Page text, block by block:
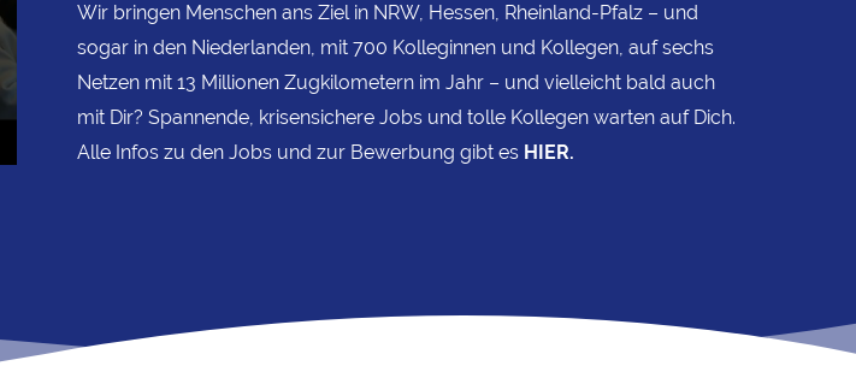
Wir bringen Menschen ans Ziel in NRW, Hessen, Rheinland-Pfalz – und
sogar in den Niederlanden, mit 700 Kolleginnen und Kollegen, auf sechs
Netzen mit 13 Millionen Zugkilometern im Jahr – und vielleicht bald auch
mit Dir? Spannende, krisensichere Jobs und tolle Kollegen warten auf Dich.
Alle Infos zu den Jobs und zur Bewerbung gibt es HIER.